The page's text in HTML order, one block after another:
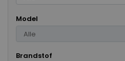
Model
Brandstof